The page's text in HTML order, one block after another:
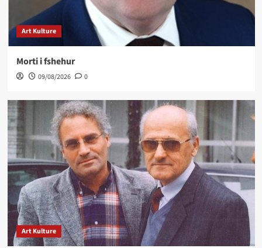
Art Kulture
Morti i fshehur
09/08/2026 0
Art Kulture